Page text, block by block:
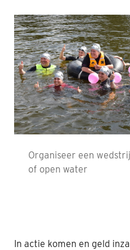
Onderzoek
Wat doen wij
Patiënten
Nieuws
Interviews
Webshop
Organiseer een
of open water
In actie komen en geld